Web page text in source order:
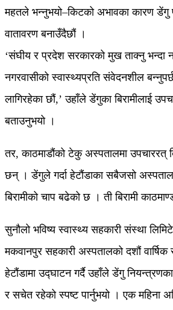
महतले भन्नुभयो–किटको अभावका कारण डेंगु
वातावरण बनाउँदैछौं ।
‘संघीय र प्रदेश सरकारको मुख ताक्नु भन्दा
नगरवासीको स्वास्थ्यप्रति संवेदनशील
लागिरहेका छौं,’ उहाँले डेंगुका बिरामीलाई
बताउनुभयो ।
तर, काठमाडौंको टेकु अस्पतालमा उपचाररत्
छन् । डेंगुले गर्दा हेटौंडाका सबैजसो
बिरामीको चाप बढेको छ । ती बिरामी
सुनौलो भविष्य स्वास्थ्य सहकारी संस्था
मकवानपुर सहकारी अस्पतालको दशौं वार्षिक
हेटौंडामा उद्घाटन गर्दै उहाँले डेंगु
र सचेत रहेको स्पष्ट पार्नुभयो । एक महिना